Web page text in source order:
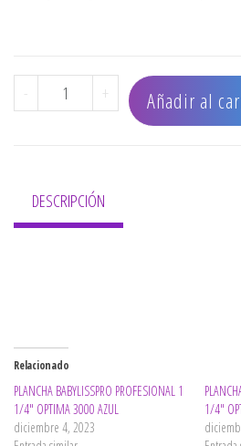
- PLANCHA BABYLISSPRO
+ Añadir al
DESCRIPCIÓN
Relacionado
PLANCHA BABYLISSPRO PROFESIONAL 1
1/4″ OPTIMA 3000 AZUL
diciembre 4, 2023
1/4″